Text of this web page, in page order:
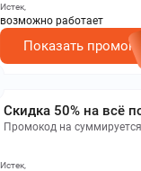
Истек,
возможно работает
Показать
Скидка 50% на всё
Промокод на
Истек,